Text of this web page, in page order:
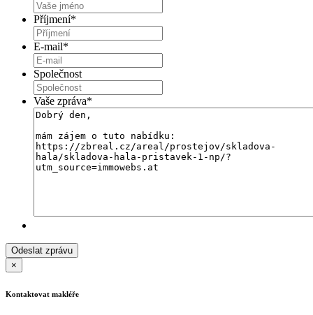
Příjmení*
E-mail*
Společnost
Vaše zpráva*
×
Kontaktovat makléře